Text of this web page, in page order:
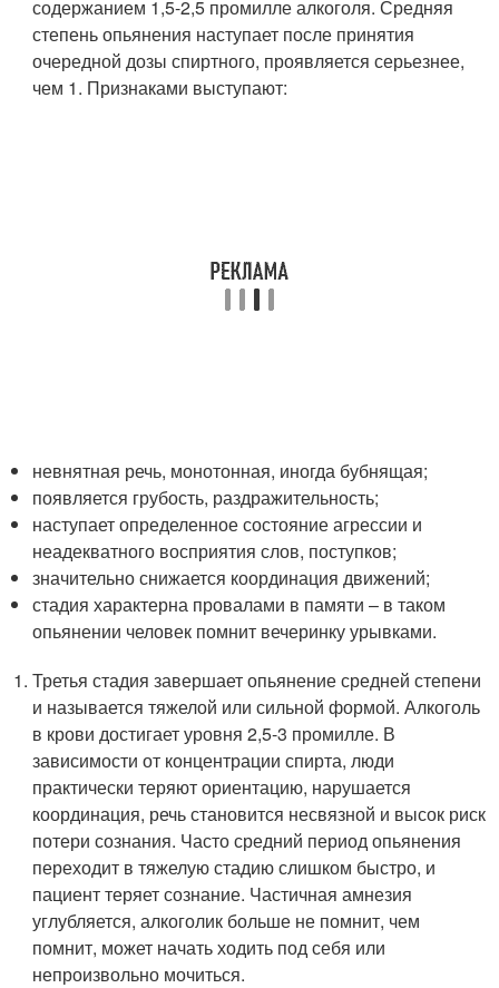
содержанием 1,5-2,5 промилле алкоголя. Средняя
степень опьянения наступает после принятия
очередной дозы спиртного, проявляется серьезнее,
чем 1. Признаками выступают:
невнятная речь, монотонная, иногда бубнящая;
появляется грубость, раздражительность;
наступает определенное состояние агрессии и
неадекватного восприятия слов, поступков;
значительно снижается координация движений;
стадия характерна провалами в памяти – в таком
опьянении человек помнит вечеринку урывками.
Третья стадия завершает опьянение средней степени
и называется тяжелой или сильной формой. Алкоголь
в крови достигает уровня 2,5-3 промилле. В
зависимости от концентрации спирта, люди
практически теряют ориентацию, нарушается
координация, речь становится несвязной и высок риск
потери сознания. Часто средний период опьянения
переходит в тяжелую стадию слишком быстро, и
пациент теряет сознание. Частичная амнезия
углубляется, алкоголик больше не помнит, чем
помнит, может начать ходить под себя или
непроизвольно мочиться.